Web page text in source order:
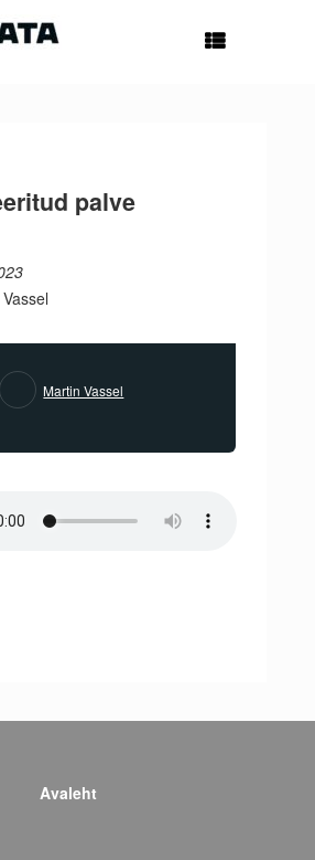
palve
Martin Vassel
Avaleht